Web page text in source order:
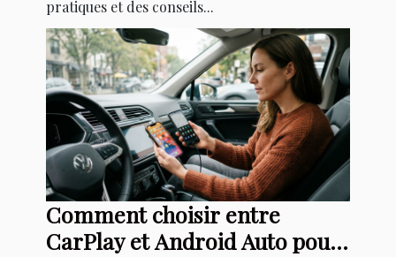
pratiques et des conseils...
Comment choisir entre
CarPlay et Android Auto pour